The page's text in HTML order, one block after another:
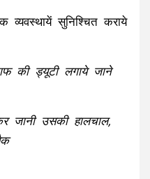
सुनिश्चित कराये
की ड्यूटी लगाये जाने
जानी उसकी हालचाल,